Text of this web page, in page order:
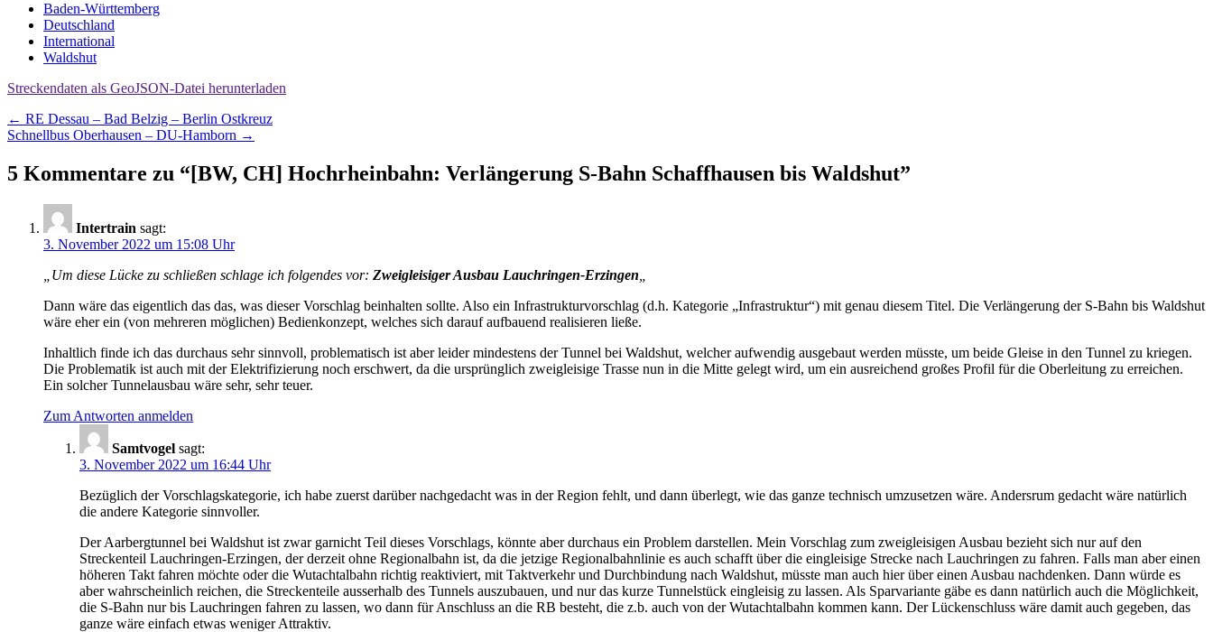
Baden-Württemberg
Deutschland
International
Waldshut
Streckendaten als GeoJSON-Datei herunterladen
Beitragsnavigation
← RE Dessau – Bad Belzig – Berlin Ostkreuz
Schnellbus Oberhausen – DU-Hamborn →
5 Kommentare zu “[BW, CH] Hochrheinbahn: Verlängerung S-Bahn Schaffhausen bis Waldshut”
Intertrain sagt:
3. November 2022 um 15:08 Uhr
„Um diese Lücke zu schließen schlage ich folgendes vor: Zweigleisiger Ausbau Lauchringen-Erzingen
Dann wäre das eigentlich das das, was dieser Vorschlag beinhalten sollte. Also ein Infrastrukturvorschlag (d.h. Kategorie „Infrastruktur“) mit genau diesem Titel. Die Verlängerung der S-Bahn bis Waldshut
wäre eher ein (von mehreren möglichen) Bedienkonzept, welches sich darauf aufbauend realisieren ließe.
Inhaltlich finde ich das durchaus sehr sinnvoll, problematisch ist aber leider mindestens der Tunnel bei Waldshut, welcher aufwendig ausgebaut werden müsste, um beide Gleise in den Tunnel zu kriegen.
Die Problematik ist auch mit der Elektrifizierung noch erschwert, da die ursprünglich zweigleisige Trasse nun in die Mitte gelegt wird, um ein ausreichend großes Profil für die Oberleitung zu erreichen.
Ein solcher Tunnelausbau wäre sehr, sehr teuer.
Zum Antworten anmelden
Samtvogel sagt:
3. November 2022 um 16:44 Uhr
Bezüglich der Vorschlagskategorie, ich habe zuerst darüber nachgedacht was in der Region fehlt, und dann überlegt, wie das ganze technisch umzusetzen wäre. Andersrum gedacht wäre natürlich
die andere Kategorie sinnvoller.
Der Aarbergtunnel bei Waldshut ist zwar garnicht Teil dieses Vorschlags, könnte aber durchaus ein Problem darstellen. Mein Vorschlag zum zweigleisigen Ausbau bezieht sich nur auf den
Streckenteil Lauchringen-Erzingen, der derzeit ohne Regionalbahn ist, da die jetzige Regionalbahnlinie es auch schafft über die eingleisige Strecke nach Lauchringen zu fahren. Falls man aber einen
höheren Takt fahren möchte oder die Wutachtalbahn richtig reaktiviert, mit Taktverkehr und Durchbindung nach Waldshut, müsste man auch hier über einen Ausbau nachdenken. Dann würde es
aber wahrscheinlich reichen, die Streckenteile ausserhalb des Tunnels auszubauen, und nur das kurze Tunnelstück eingleisig zu lassen. Als Sparvariante gäbe es dann natürlich auch die Möglichkeit,
die S-Bahn nur bis Lauchringen fahren zu lassen, wo dann für Anschluss an die RB besteht, die z.b. auch von der Wutachtalbahn kommen kann. Der Lückenschluss wäre damit auch gegeben, das
ganze wäre einfach etwas weniger Attraktiv.